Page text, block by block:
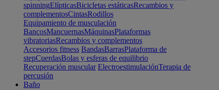
spinningElípticasBicicletas estáticasRecambios y
complementosCintasRodillos
Equipamiento de musculación
BancosMancuernasMáquinasPlataformas
vibratoriasRecambios y complementos
Accesorios fitness BandasBarrasPlataforma de
stepCuerdasBolas y esferas de equilibrio
Recuperación muscular ElectroestimulaciónTerapia de
percusión
Baño